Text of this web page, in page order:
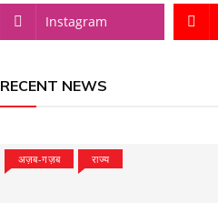
Instagram
RECENT NEWS
अज़ब-गज़ब राज्य